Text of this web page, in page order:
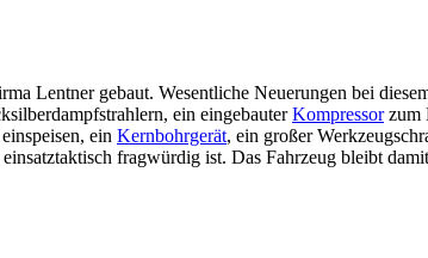
Lentner gebaut. Wesentliche Neuerungen bei
ein eingebauterKompressorzum
ein Kernbohrgerät, ein großer
fragwürdig ist. Das Fahrzeug bleibt